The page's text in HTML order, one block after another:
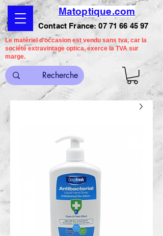
Matoptique.com
Contact France:07 71 66 45 97
Le matériel d'occasion est vendu sans tva, car la
société extravintage optica, exerce la TVA sur
marge.